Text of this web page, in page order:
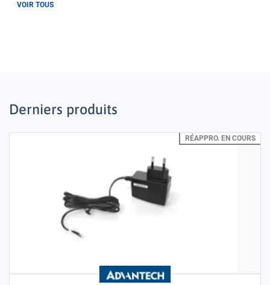
VOIR TOUS
Derniers produits
RÉAPPRO. EN COURS